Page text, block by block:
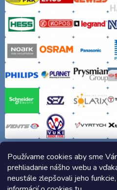
Používame cookies aby sme
prehliadanie nášho webu a
neustále zlepšovali jeho